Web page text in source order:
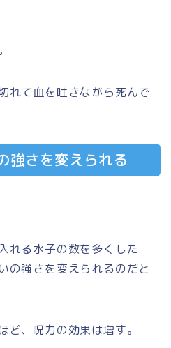
れて血を吐きながら死んで
強さを変えられる
れる水子の数を多くした
の強さを変えられるのだと
ど、呪力の効果は増す。